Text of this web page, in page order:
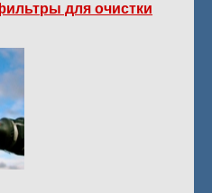
для очистки